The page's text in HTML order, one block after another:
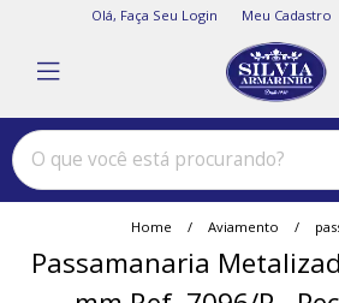
Meu Cadastro
Olá, Faça Seu Login
Home Aviamento
Passamanaria